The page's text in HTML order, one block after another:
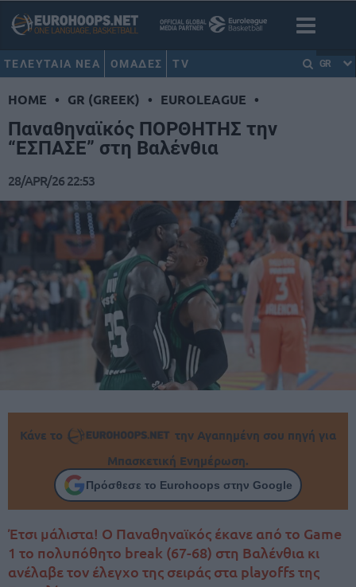
ΤΕΛΕΥΤΑΙΑ ΝΕΑ ΟΜΑΔΕΣ TV GR
HOME • GR (GREEK) • EUROLEAGUE •
Παναθηναϊκός ΠΟΡΘΗΤΗΣ την
“ΕΣΠΑΣΕ” στη Βαλένθια
28/APR/26 22:53
Κάνε το
την Αγαπημένη σου πηγή για
Μπασκετική Ενημέρωση.
Πρόσθεσε το Eurohoops στην Google
Έτσι μάλιστα! Ο Παναθηναϊκός έκανε από το Game
1 το πολυπόθητο break (67-68) στη Βαλένθια κι
ανέλαβε τον έλεγχο της σειράς στα playoffs της